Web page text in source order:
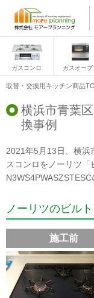
ガスコンロ ガスオーブ
取替・交換用キッチン商品
横浜市青葉
換事例
2021年5月13日、横浜
スコンロをノーリツ「
ノーリツのビル
施工前